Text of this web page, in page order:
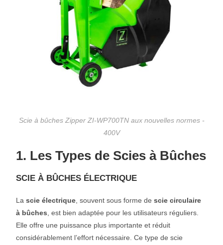
Scie à bûches Zipper ZI-WP700TN aux nouvelles normes -
400V
1. Les Types de Scies à Bûches
SCIE À BÛCHES ÉLECTRIQUE
Lascie électrique , souvent sous forme descie circulaire
à bûches , est bien adaptée pour les utilisateurs réguliers.
Elle offre une puissance plus importante et réduit
considérablement l’effort nécessaire. Ce type de scie